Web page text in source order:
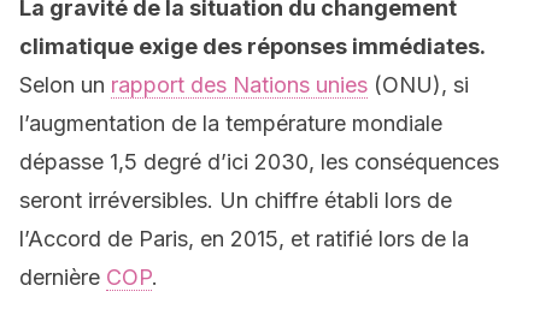
La gravité de la situation du changement
climatique exige des réponses immédiates.
Selon un rapport des Nations unies (ONU), si
l’augmentation de la température mondiale
dépasse 1,5 degré d’ici 2030, les conséquences
seront irréversibles. Un chiffre établi lors de
l’Accord de Paris, en 2015, et ratifié lors de la
dernière COP.